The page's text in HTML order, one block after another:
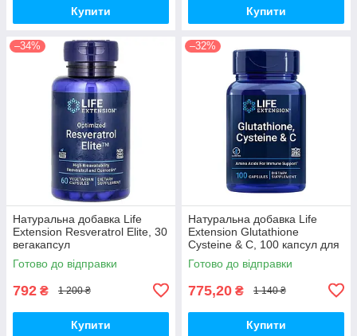
Купити Купити
–34%
Натуральна добавка Life
Extension Resveratrol Elite, 30
вегакапсул
Готово до відправки
792 ₴ 1 200 ₴
Купити
–32%
Натуральна добавка Life
Extension Glutathione
Cysteine & C, 100 капсул для
підтримки імунної системи
Готово до відправки
775,20 ₴ 1 140 ₴
Купити